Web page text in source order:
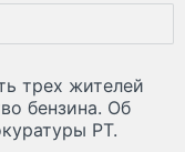
трех жителей
бензина. Об
РТ.